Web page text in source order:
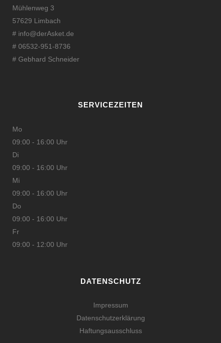
Mühlenweg 3
57629 Limbach
# info@derAsket.de
# 06532-951-8736
# Gebhard Schneider
SERVICEZEITEN
Mo
09:00 - 16:00 Uhr
Di
09:00 - 16:00 Uhr
Mi
09:00 - 16:00 Uhr
Do
09:00 - 16:00 Uhr
Fr
09:00 - 12:00 Uhr
DATENSCHUTZ
Impressum
Datenschutzerklärung
Haftungsausschluss